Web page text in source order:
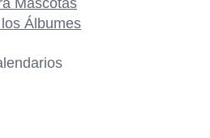
Mascotas
Álbumes